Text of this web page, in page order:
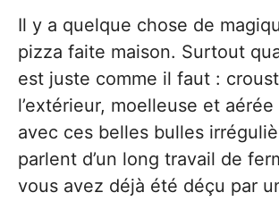
Il y a quelque chose de
pizza faite maison. Surtout
est juste comme il faut :
l’extérieur, moelleuse et aérée
avec ces belles bulles
parlent d’un long travail de
vous avez déjà été déçu par